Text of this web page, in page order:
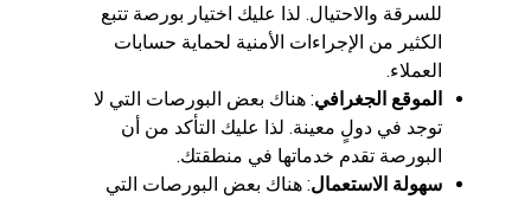
للسرقة والاحتيال. لذا عليك اختيار بورصة تتبع
الكثير من الإجراءات الأمنية لحماية حسابات
العملاء.
الموقع الجغرافي: هناك بعض البورصات التي لا
توجد في دولٍ معينة. لذا عليك التأكد من أن
البورصة تقدم خدماتها في منطقتك.
سهولة الاستعمال: هناك بعض البورصات التي